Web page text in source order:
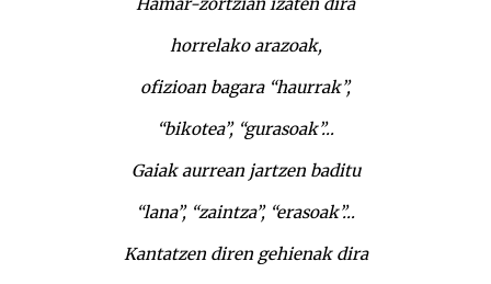
Hamar-zortzian izaten dira
horrelako arazoak,
ofizioan bagara “haurrak”,
“bikotea”, “gurasoak”…
Gaiak aurrean jartzen baditu
“lana”, “zaintza”, “erasoak”…
Kantatzen diren gehienak dira